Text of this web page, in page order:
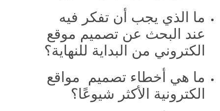
ما الذي يجب أن تفكر فيه
عند البحث عن تصميم موقع
الكتروني من البداية للنهاية؟
ما هي أخطاء تصميم مواقع
الكترونية الأكثر شيوعًا؟